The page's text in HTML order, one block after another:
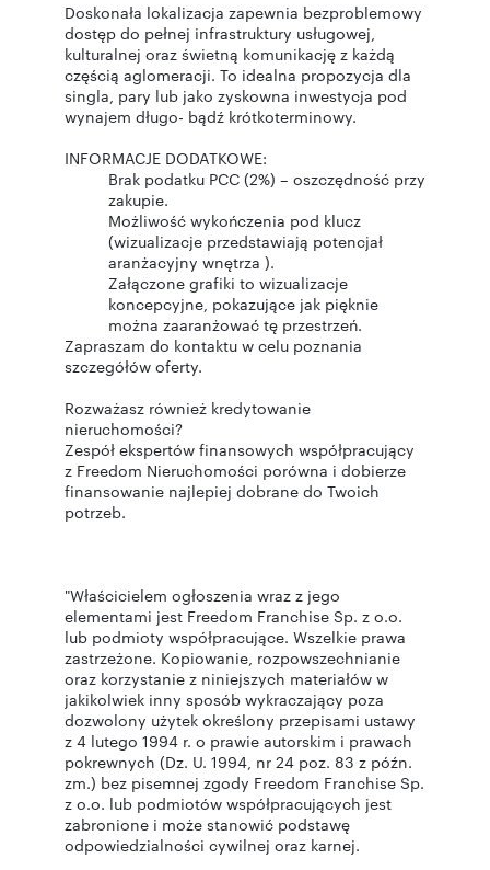
Doskonała lokalizacja zapewnia bezproblemowy
dostęp do pełnej infrastruktury usługowej,
kulturalnej oraz świetną komunikację z każdą
częścią aglomeracji. To idealna propozycja dla
singla, pary lub jako zyskowna inwestycja pod
wynajem długo- bądź krótkoterminowy.
INFORMACJE DODATKOWE:
Brak podatku PCC (2%) – oszczędność przy
zakupie.
Możliwość wykończenia pod klucz
(wizualizacje przedstawiają potencjał
aranżacyjny wnętrza ).
Załączone grafiki to wizualizacje
koncepcyjne, pokazujące jak pięknie
można zaaranżować tę przestrzeń.
Zapraszam do kontaktu w celu poznania
szczegółów oferty.
Rozważasz również kredytowanie
nieruchomości?
Zespół ekspertów finansowych współpracujący
z Freedom Nieruchomości porówna i dobierze
finansowanie najlepiej dobrane do Twoich
potrzeb.
"Właścicielem ogłoszenia wraz z jego
elementami jest Freedom Franchise Sp. z o.o.
lub podmioty współpracujące. Wszelkie prawa
zastrzeżone. Kopiowanie, rozpowszechnianie
oraz korzystanie z niniejszych materiałów w
jakikolwiek inny sposób wykraczający poza
dozwolony użytek określony przepisami ustawy
z 4 lutego 1994 r. o prawie autorskim i prawach
pokrewnych (Dz. U. 1994, nr 24 poz. 83 z późn.
zm.) bez pisemnej zgody Freedom Franchise Sp.
z o.o. lub podmiotów współpracujących jest
zabronione i może stanowić podstawę
odpowiedzialności cywilnej oraz karnej.